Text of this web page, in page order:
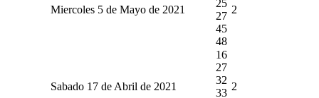
Miercoles 5 de Mayo de 2021
25
27
45
48
2
Sabado 17 de Abril de 2021
16
27
32
33
2